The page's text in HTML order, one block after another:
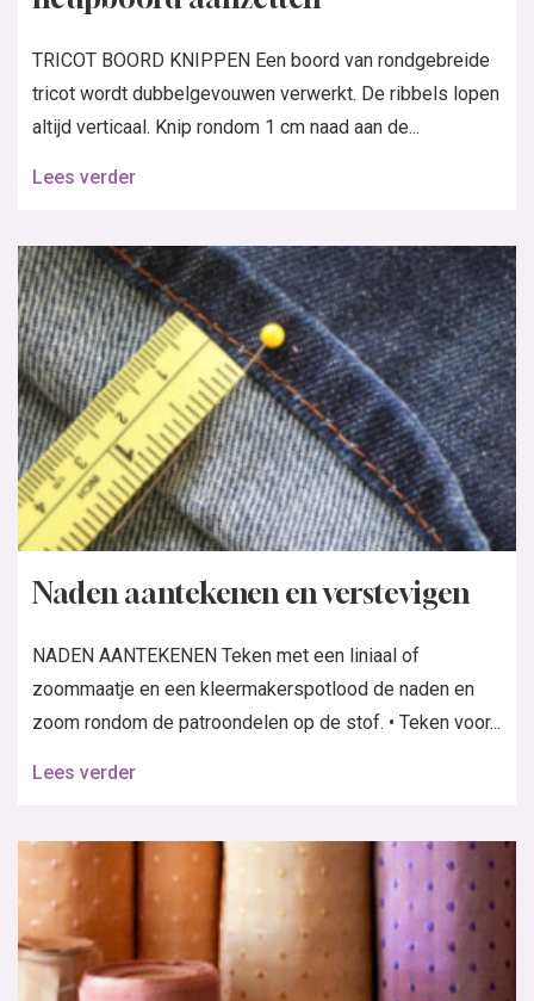
TRICOT BOORD KNIPPEN Een boord van rondgebreide
tricot wordt dubbelgevouwen verwerkt. De ribbels lopen
altijd verticaal. Knip rondom 1 cm naad aan de...
Lees verder
Naden aantekenen en verstevigen
NADEN AANTEKENEN Teken met een liniaal of
zoommaatje en een kleermakerspotlood de naden en
zoom rondom de patroondelen op de stof. • Teken voor...
Lees verder